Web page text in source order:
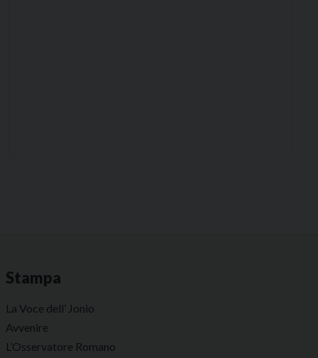
Stampa
La Voce dell’ Jonio
Avvenire
L’Osservatore Romano